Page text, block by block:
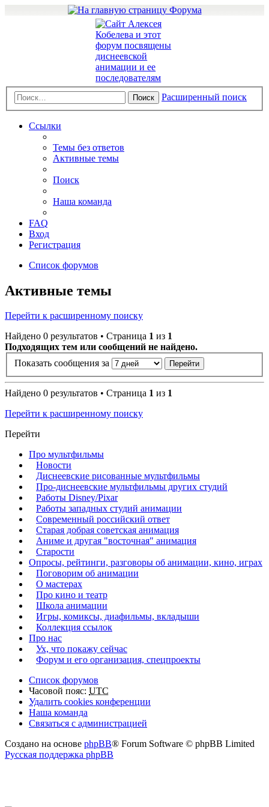
Поиск Расширенный поиск
Ссылки
Темы без ответов
Активные темы
Поиск
Наша команда
FAQ
Вход
Регистрация
Список форумов
Активные темы
Перейти к расширенному поиску
Найдено 0 результатов • Страница 1 из 1
Подходящих тем или сообщений не найдено.
Показать сообщения за
Найдено 0 результатов • Страница 1 из 1
Перейти к расширенному поиску
Перейти
Про мультфильмы
Новости
Диснеевские рисованные мультфильмы
Про-диснеевские мультфильмы других студий
Работы Disney/Pixar
Работы западных студий анимации
Современный российский ответ
Старая добрая советская анимация
Аниме и другая "восточная" анимация
Старости
Опросы, рейтинги, разговоры об анимации, кино, играх
Поговорим об анимации
О мастерах
Про кино и театр
Школа анимации
Игры, комиксы, диафильмы, вкладыши
Коллекция ссылок
Про нас
Ух, что покажу сейчас
Форум и его организация, спецпроекты
Список форумов
Часовой пояс: UTC
Удалить cookies конференции
Наша команда
Связаться с администрацией
Создано на основе phpBB® Forum Software © phpBB Limited
Русская поддержка phpBB